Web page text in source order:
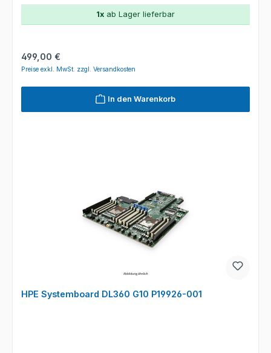
1x ab Lager lieferbar
Regulärer Preis:
499,00 €
Preise exkl. MwSt. zzgl. Versandkosten
In den Warenkorb
HPE Systemboard DL360 G10 P19926-001